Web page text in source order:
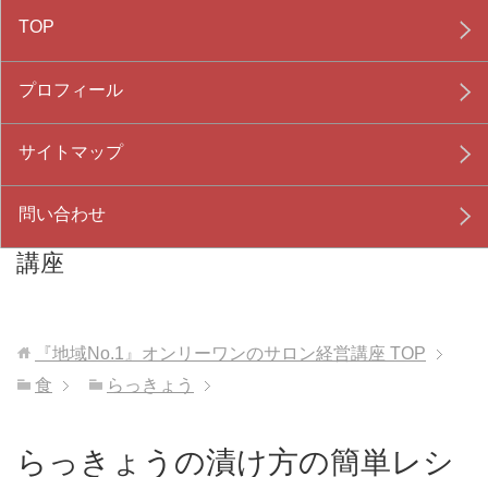
『地域No.1』オンリーワンのサロン経営
講座
TOP
プロフィール
サイトマップ
問い合わせ
『地域No.1』オンリーワンのサロン経営講座 TOP
食
らっきょう
らっきょうの漬け方の簡単レシ